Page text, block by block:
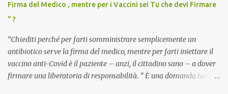
Firma del Medico , mentre per i Vaccini sei Tu che devi Firmare
” ?
“Chiediti perché per farti somministrare semplicemente un
antibiotico serve la firma del medico, mentre per farti iniettare il
vaccino anti-Covid è il paziente – anzi, il cittadino sano – a dover
firmare una liberatoria di responsabilità. ” È una domanda tanto